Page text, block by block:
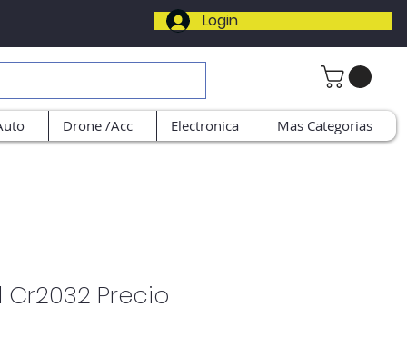
Login
Drone /Acc Electronica Mas Categorias
Cr2032 Precio